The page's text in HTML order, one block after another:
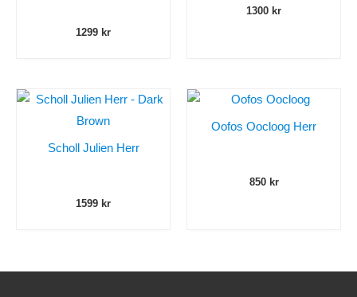
1299 kr
1300 kr
Scholl Julien Herr
1599 kr
Oofos Oocloog Herr
850 kr